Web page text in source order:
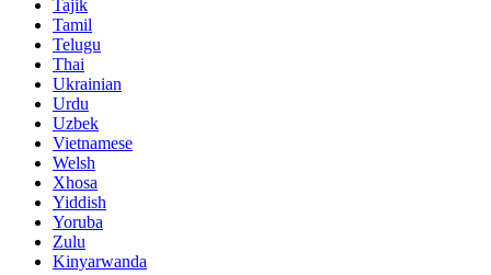
Tajik
Tamil
Telugu
Thai
Ukrainian
Urdu
Uzbek
Vietnamese
Welsh
Xhosa
Yiddish
Yoruba
Zulu
Kinyarwanda